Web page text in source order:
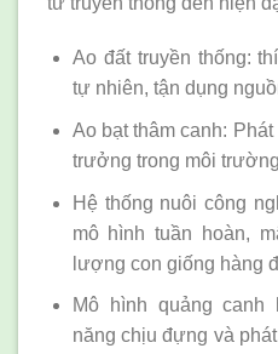
Ao đất truyền thống:
tự nhiên, tận dụng
Ao bạt thâm canh:
trưởng trong môi
Hệ thống nuôi công
mô hình tuần hoàn,
lượng con giống hàng
Mô hình quảng
năng chịu đựng và